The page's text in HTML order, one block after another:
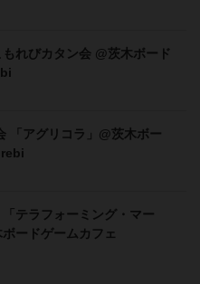
もれびカタン会 @茨木ボード
「アグリコラ」@茨木ボー
テラフォーミング・マー
ードゲームカフェ